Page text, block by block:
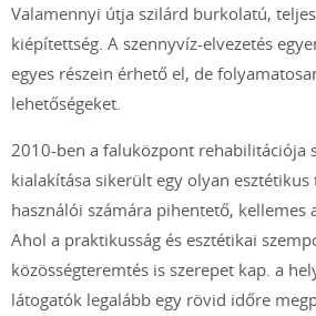
Valamennyi útja szilárd burkolatú,
kiépítettség. A szennyvíz-elvezetés
egyes részein érhető el, de
lehetőségeket.
2010-ben a faluközpont rehabilitációja
kialakítása sikerült egy olyan
használói számára pihentető, kellemes
Ahol a praktikusság és esztétikai
közösségteremtés is szerepet kap. a
látogatók legalább egy rövid időre